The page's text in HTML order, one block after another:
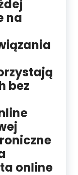
na
bez
online